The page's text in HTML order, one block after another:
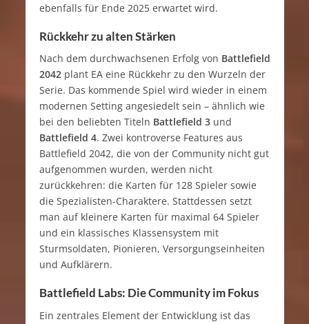
ebenfalls für Ende 2025 erwartet wird.
Rückkehr zu alten Stärken
Nach dem durchwachsenen Erfolg von Battlefield
2042plant EA eine Rückkehr zu den Wurzeln der
Serie. Das kommende Spiel wird wieder in einem
modernen Setting angesiedelt sein – ähnlich wie
bei den beliebten Titeln Battlefield 3und
Battlefield 4. Zwei kontroverse Features aus
Battlefield 2042, die von der Community nicht gut
aufgenommen wurden, werden nicht
zurückkehren: die Karten für 128 Spieler sowie
die Spezialisten-Charaktere. Stattdessen setzt
man auf kleinere Karten für maximal 64 Spieler
und ein klassisches Klassensystem mit
Sturmsoldaten, Pionieren, Versorgungseinheiten
und Aufklärern.
Battlefield Labs: Die Community im Fokus
Ein zentrales Element der Entwicklung ist das